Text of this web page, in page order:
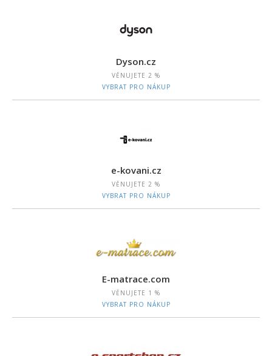
Dyson.cz
VĚNUJETE 2 %
VYBRAT PRO NÁKUP
e-kovani.cz
VĚNUJETE 2 %
VYBRAT PRO NÁKUP
E-matrace.com
VĚNUJETE 1 %
VYBRAT PRO NÁKUP